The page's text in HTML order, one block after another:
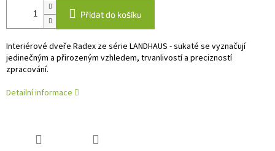
Přidat do košíku
Interiérové dveře Radex ze série LANDHAUS - sukaté se vyznačují
jedinečným a přirozeným vzhledem, trvanlivostí a precizností
zpracování.
Detailní informace